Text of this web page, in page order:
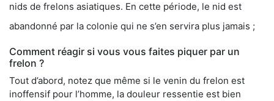
nids de frelons asiatiques. En cette période, le nid est
abandonné par la colonie qui ne s’en servira plus jamais ;
Comment réagir si vous vous faites piquer par un
frelon ?
Tout d’abord, notez que même si le venin du frelon est
inoffensif pour l’homme, la douleur ressentie est bien